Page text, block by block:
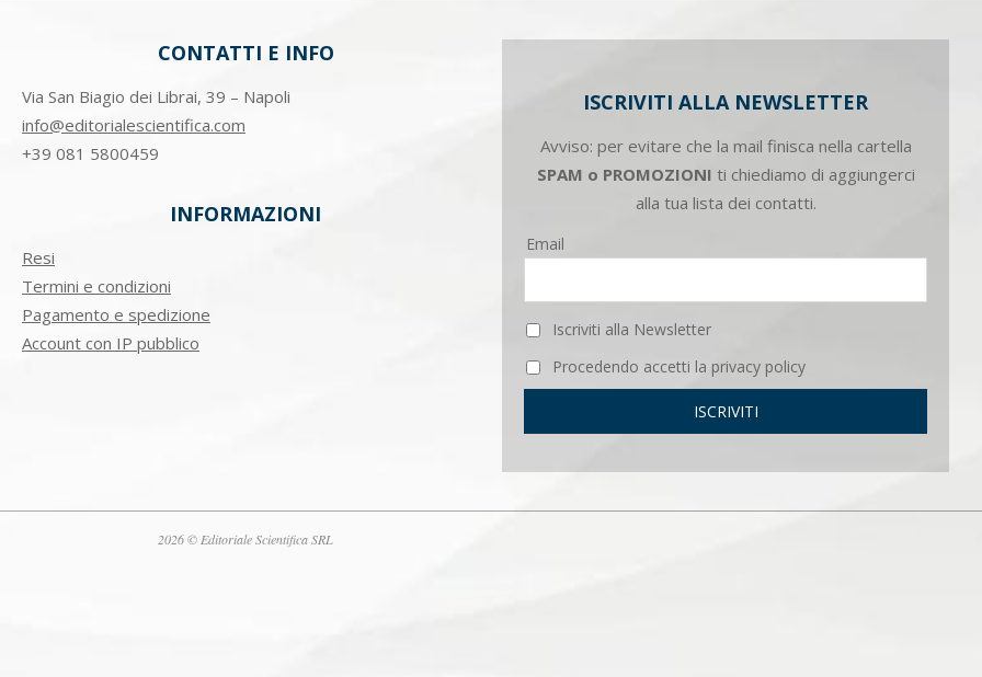
CONTATTI E INFO
Via San Biagio dei Librai, 39 – Napoli
info@editorialescientifica.com
+39 081 5800459
INFORMAZIONI
Resi
Termini e condizioni
Pagamento e spedizione
Account con IP pubblico
ISCRIVITI ALLA NEWSLETTER
Avviso: per evitare che la mail finisca nella cartella
SPAM o PROMOZIONI ti chiediamo di aggiungerci
alla tua lista dei contatti.
Email
Iscriviti alla Newsletter
Procedendo accetti la privacy policy
2026 © Editoriale Scientifica SRL